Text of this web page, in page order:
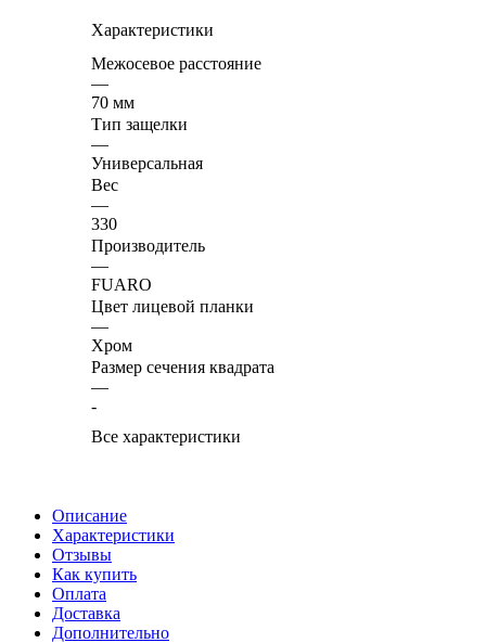
Характеристики
Межосевое расстояние
—
70 мм
Тип защелки
—
Универсальная
Вес
—
330
Производитель
—
FUARO
Цвет лицевой планки
—
Хром
Размер сечения квадрата
—
-
Все характеристики
Описание
Характеристики
Отзывы
Как купить
Оплата
Доставка
Дополнительно